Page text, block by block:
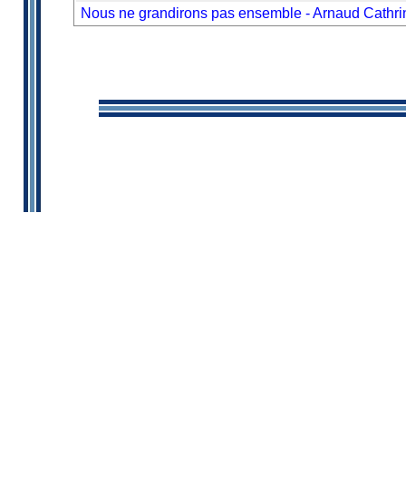
Nous ne grandirons pas ensemble - Arnaud